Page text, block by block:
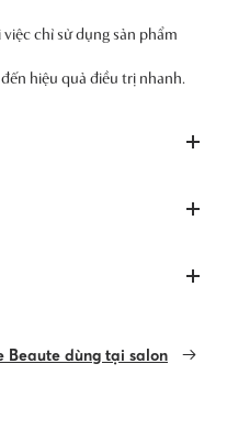
chỉ sử dụng sản phẩm
hiệu quả điều trị nhanh.
Beaute dùng tại salon